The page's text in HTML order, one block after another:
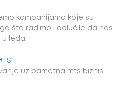
kompanijama koje su
što radimo i odlučile da nas
u leđa:
uz pametna mts biznis